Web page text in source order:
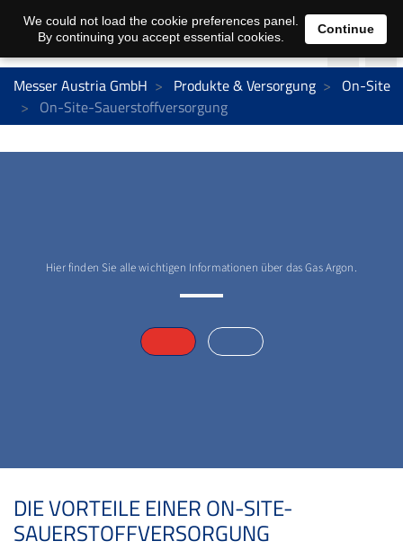
Messer Austria GmbH Produkte & Versorgung
On-Site
On-Site-Sauerstoffversorgung
Hier finden Sie alle wichtigen Informationen über das Gas Argon.
DIE VORTEILE EINER ON-SITE-
SAUERSTOFFVERSORGUNG
We could not load the cookie preferences panel.
By continuing you accept essential cookies.
Continue